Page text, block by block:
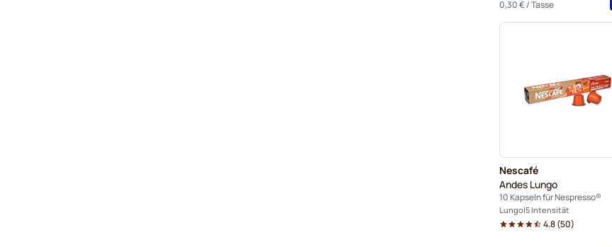
0,30 €/ Tasse
Nescafé
Andes Lungo
10 Kapseln für Nespresso®
Lungo 5 Intensität
4.8(50)